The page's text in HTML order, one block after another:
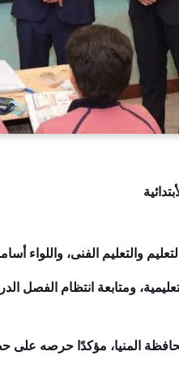
والتعليم الفنى، واللواء
ومتابعة انتظام الفصل
المنيا، مؤكدًا حرصه على